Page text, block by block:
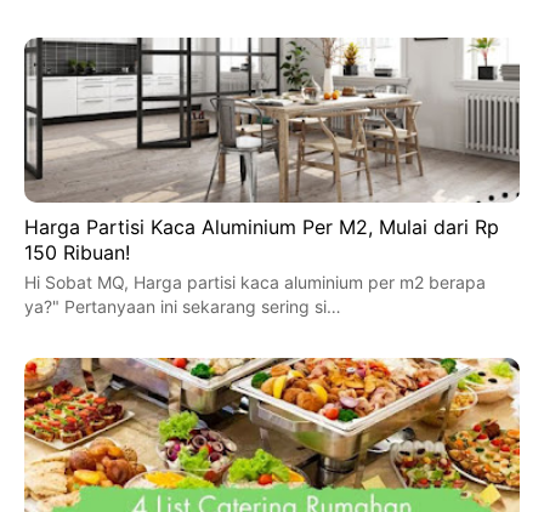
Harga Partisi Kaca Aluminium Per M2, Mulai dari Rp
150 Ribuan!
Hi Sobat MQ, Harga partisi kaca aluminium per m2 berapa
ya?" Pertanyaan ini sekarang sering si…